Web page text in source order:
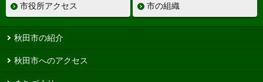
市役所アクセス 市の組織
秋田市の紹介
秋田市へのアクセス